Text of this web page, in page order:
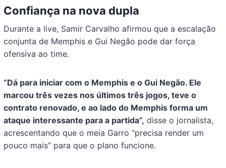
Confiança na nova dupla
Durante a live, Samir Carvalho afirmou que a escalação
conjunta de Memphis e Gui Negão pode dar força
ofensiva ao time.
“Dá para iniciar com o Memphis e o Gui Negão. Ele
marcou três vezes nos últimos três jogos, teve o
contrato renovado, e ao lado do Memphis forma um
ataque interessante para a partida”, disse o jornalista,
acrescentando que o meia Garro “precisa render um
pouco mais” para que o plano funcione.